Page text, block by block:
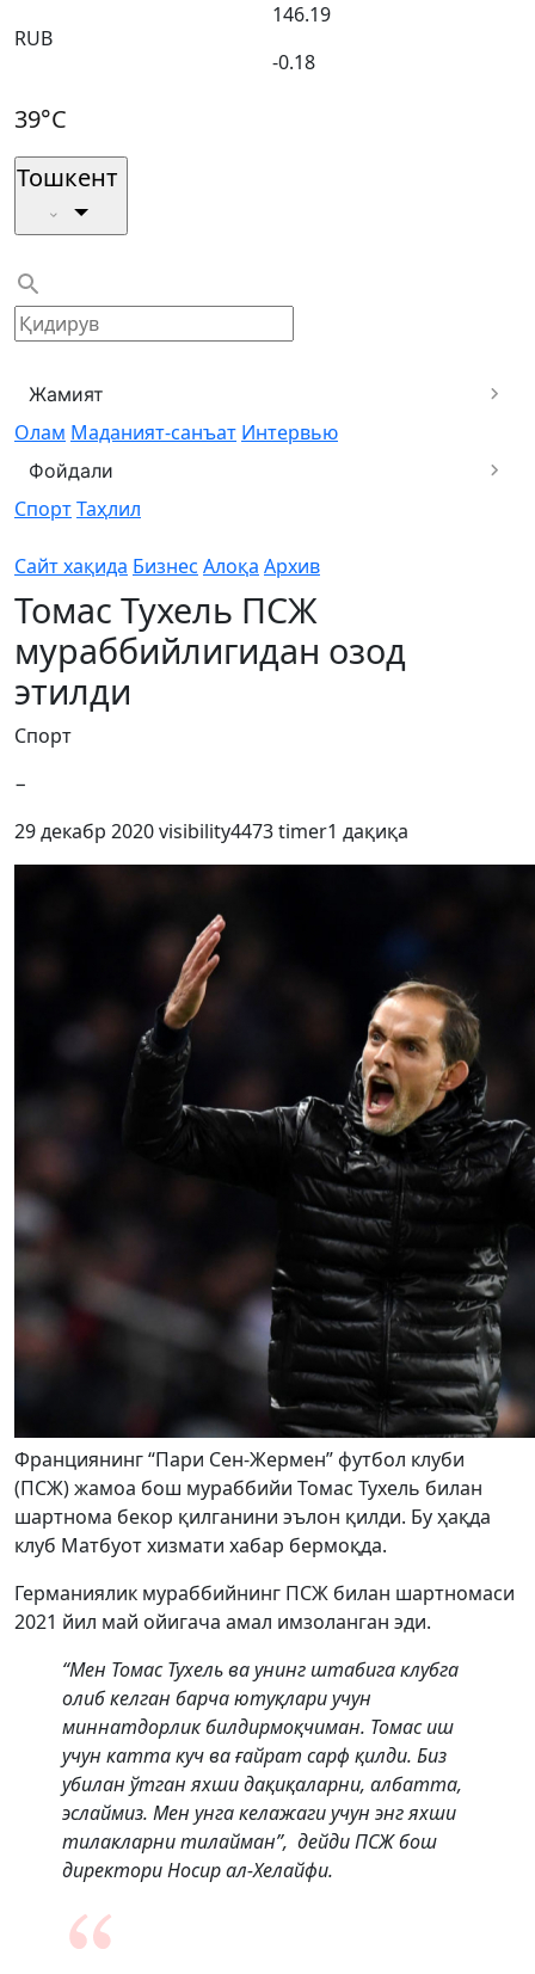
RUB
146.19
-0.18
39°C
Тошкент
Жамият
Олам Маданият-санъат Интервью
Фойдали
СпортТаҳлил
Сайт хақида Бизнес Алоқа Архив
Томас Тухель ПСЖ
мураббийлигидан озод
этилди
Спорт
−
29 декабр 2020visibility4473timer1 дақиқа
Франциянинг “Пари Сен-Жермен” футбол клуби
(ПСЖ) жамоа бош мураббийи Томас Тухель билан
шартнома бекор қилганини эълон қилди. Бу ҳақда
клуб Матбуот хизмати хабар бермоқда.
Германиялик мураббийнинг ПСЖ билан шартномаси
2021 йил май ойигача амал имзоланган эди.
“Мен Томас Тухель ва унинг штабига клубга
олиб келган барча ютуқлари учун
миннатдорлик билдирмоқчиман. Томас иш
учун катта куч ва ғайрат сарф қилди. Биз
убилан ўтган яхши дақиқаларни, албатта,
эслаймиз. Мен унга келажаги учун энг яхши
тилакларни тилайман”, дейди ПСЖ бош
директори Носир ал-Хелайфи.